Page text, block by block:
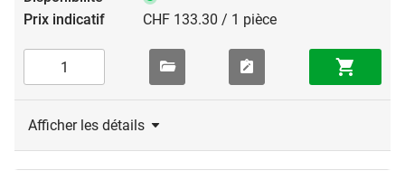
CHF 133.30 / 1 pièce
Afficher les détails